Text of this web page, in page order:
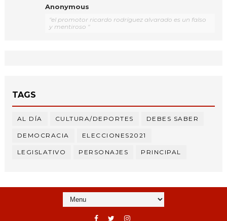
Anonymous
"el promotor ricardo rodríguez alvarado es un falso
y mentiroso "
TAGS
AL DÍA CULTURA/DEPORTES DEBES SABER
DEMOCRACIA ELECCIONES2021
LEGISLATIVO PERSONAJES PRINCIPAL